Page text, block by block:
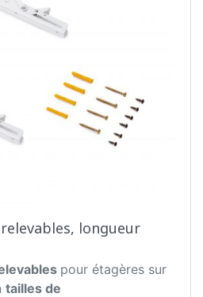
longueur
pour étagères sur
tailles de